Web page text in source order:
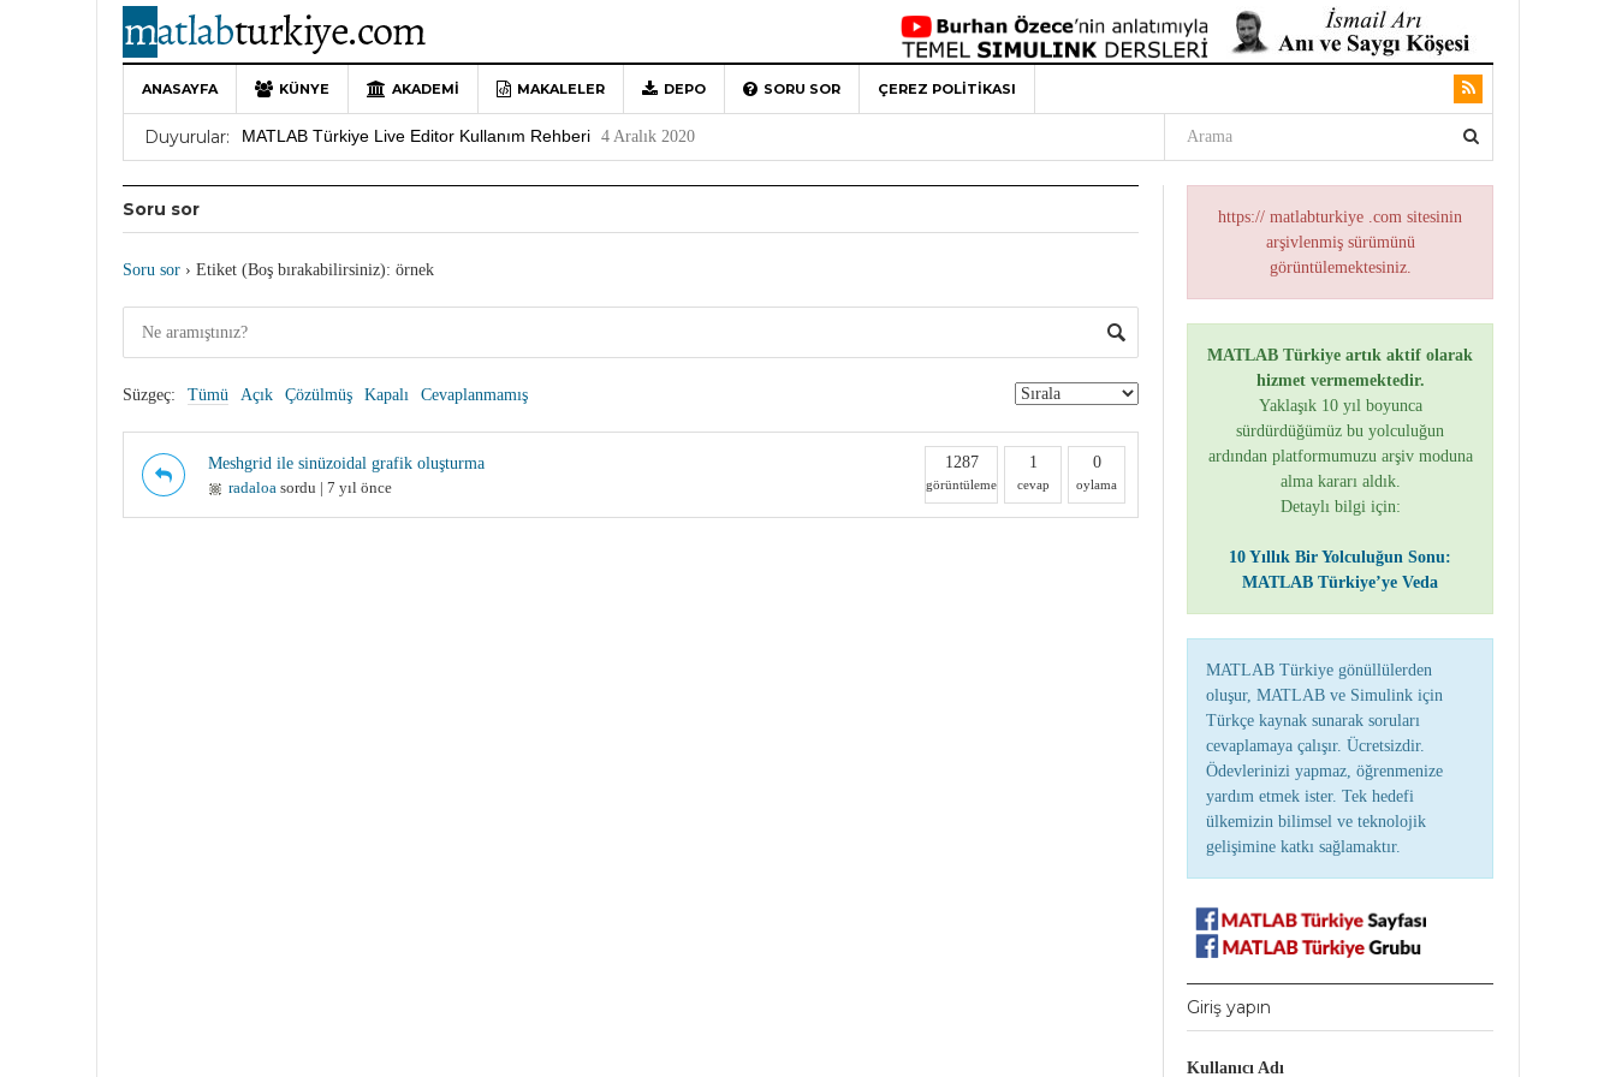
ANASAYFA KÜNYE AKADEMI MAKALELER DEPO SORU SOR ÇEREZ POLITIKASI
Duyurular:
10 Yıllık Bir Yolculuğun Sonu: MATLAB Türkiye’ye Veda
MATLAB’de Grafik Çizimi: plot Komutu Detaylı Anlatım
Yararlı YouTube Kanalları 19 Ocak 2021
MATLAB Türkiye Live Editor Kullanım Rehberi 4 Aralık 2020
Soru sor
Soru sor › Etiket (Boş bırakabilirsiniz): örnek
Süzgeç: Tümü Açık Çözülmüş Kapalı Cevaplanmamış
Meshgrid ile sinüzoidal grafik oluşturma
radaloa sordu | 7 yıl önce
1287
görüntüleme
1
cevap
0
oylama
https:// matlabturkiye .com sitesinin
arşivlenmiş sürümünü
görüntülemektesiniz.
MATLAB Türkiye artık aktif olarak
hizmet vermemektedir.
Yaklaşık 10 yıl boyunca
sürdürdüğümüz bu yolculuğun
ardından platformumuzu arşiv moduna
alma kararı aldık.
Detaylı bilgi için:
10 Yıllık Bir Yolculuğun Sonu:
MATLAB Türkiye’ye Veda
MATLAB Türkiye gönüllülerden
oluşur, MATLAB ve Simulink için
Türkçe kaynak sunarak soruları
cevaplamaya çalışır. Ücretsizdir.
Ödevlerinizi yapmaz, öğrenmenize
yardım etmek ister. Tek hedefi
ülkemizin bilimsel ve teknolojik
gelişimine katkı sağlamaktır.
Giriş yapın
Kullanıcı Adı